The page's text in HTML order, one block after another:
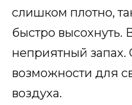
слишком плотно,
быстро высохнуть.
неприятный запах.
возможности для
воздуха.